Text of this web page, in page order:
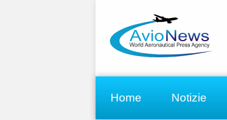
Home Notizie